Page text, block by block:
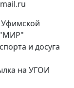
Уфимской
"МИР"
и досуга
на УГОИ